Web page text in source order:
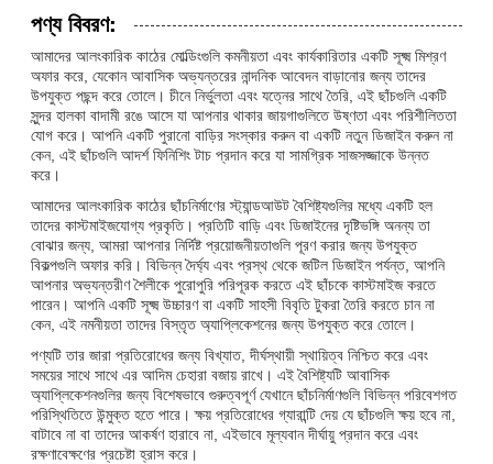
পণ্য বিবরণ:
আমাদের আলংকারিক কাঠের মোল্ডিংগুলি কমনীয়তা এবং কার্যকারিতার একটি সূক্ষ্ম মিশ্রণ
অফার করে, যেকোন আবাসিক অভ্যন্তরের নান্দনিক আবেদন বাড়ানোর জন্য তাদের
উপযুক্ত পছন্দ করে তোলে। চীনে নির্ভুলতা এবং যত্নের সাথে তৈরি, এই ছাঁচগুলি একটি
সুন্দর হালকা বাদামী রঙে আসে যা আপনার থাকার জায়গাগুলিতে উষ্ণতা এবং পরিশীলিততা
যোগ করে। আপনি একটি পুরানো বাড়ির সংস্কার করুন বা একটি নতুন ডিজাইন করুন না
কেন, এই ছাঁচগুলি আদর্শ ফিনিশিং টাচ প্রদান করে যা সামগ্রিক সাজসজ্জাকে উন্নত
করে।
আমাদের আলংকারিক কাঠের ছাঁচনির্মাণের স্ট্যান্ডআউট বৈশিষ্ট্যগুলির মধ্যে একটি হল
তাদের কাস্টমাইজযোগ্য প্রকৃতি। প্রতিটি বাড়ি এবং ডিজাইনের দৃষ্টিভঙ্গি অনন্য তা
বোঝার জন্য, আমরা আপনার নির্দিষ্ট প্রয়োজনীয়তাগুলি পূরণ করার জন্য উপযুক্ত
বিকল্পগুলি অফার করি। বিভিন্ন দৈর্ঘ্য এবং প্রস্থ থেকে জটিল ডিজাইন পর্যন্ত, আপনি
আপনার অভ্যন্তরীণ শৈলীকে পুরোপুরি পরিপূরক করতে এই ছাঁচকে কাস্টমাইজ করতে
পারেন। আপনি একটি সূক্ষ্ম উচ্চারণ বা একটি সাহসী বিবৃতি টুকরা তৈরি করতে চান না
কেন, এই নমনীয়তা তাদের বিস্তৃত অ্যাপ্লিকেশনের জন্য উপযুক্ত করে তোলে।
পণ্যটি তার জারা প্রতিরোধের জন্য বিখ্যাত, দীর্ঘস্থায়ী স্থায়িত্ব নিশ্চিত করে এবং
সময়ের সাথে সাথে এর আদিম চেহারা বজায় রাখে। এই বৈশিষ্ট্যটি আবাসিক
অ্যাপ্লিকেশনগুলির জন্য বিশেষভাবে গুরুত্বপূর্ণ যেখানে ছাঁচনির্মাণগুলি বিভিন্ন পরিবেশগত
পরিস্থিতিতে উন্মুক্ত হতে পারে। ক্ষয় প্রতিরোধের গ্যারান্টি দেয় যে ছাঁচগুলি ক্ষয় হবে না,
বাটাবে না বা তাদের আকর্ষণ হারাবে না, এইভাবে মূল্যবান দীর্ঘায়ু প্রদান করে এবং
রক্ষণাবেক্ষণের প্রচেষ্টা হ্রাস করে।